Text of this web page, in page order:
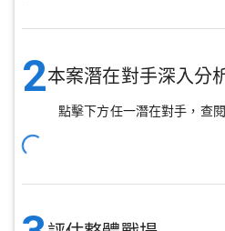
2本案潛在對手深入分
點擊下方任一潛在對手，查